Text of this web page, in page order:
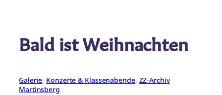
Bald ist Weihnachten
Galerie, Konzerte & Klassenabende, ZZ-Archiv
Martinsberg